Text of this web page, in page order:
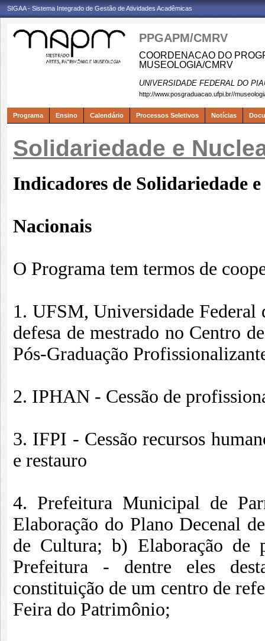
SIGAA - Sistema Integrado de Gestão de Atividades Acadêmicas
PPGAPM/CMRV
COORDENACAO DO
MUSEOLOGIA/CMRV
UNIVERSIDADE FEDERAL DO
http://www.posgraduacao.ufpi.br//
Programa Ensino Calendário Processos Seletivos Notícias
Solidariedade e
Indicadores de Solidariedade
Nacionais
O Programa tem termos de
1. UFSM, Universidade Federal
defesa de mestrado no Centro
Pós-Graduação
2. IPHAN - Cessão de
3. IFPI - Cessão recursos
e restauro
4. Prefeitura Municipal de
Elaboração do Plano Decenal
de Cultura; b) Elaboração de
Prefeitura - dentre eles
constituição de um centro de
Feira do Patrimônio;